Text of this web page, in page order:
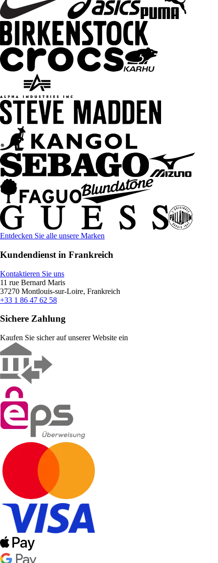
Entdecken Sie alle unsere Marken
Kundendienst in Frankreich
Kontaktieren Sie uns
11 rue Bernard Maris
37270 Montlouis-sur-Loire, Frankreich
+33 1 86 47 62 58
Sichere Zahlung
Kaufen Sie sicher auf unserer Website ein